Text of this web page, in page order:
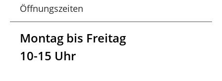
Öffnungszeiten
Montag bis Freitag
10-15 Uhr